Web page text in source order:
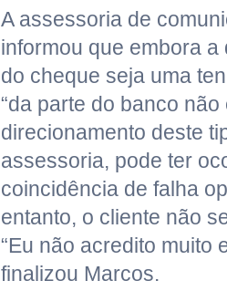
A assessoria de
informou que embora
do cheque seja uma
“da parte do banco
direcionamento deste
assessoria, pode ter
coincidência de falha
entanto, o cliente não
“Eu não acredito muito
finalizou Marcos.